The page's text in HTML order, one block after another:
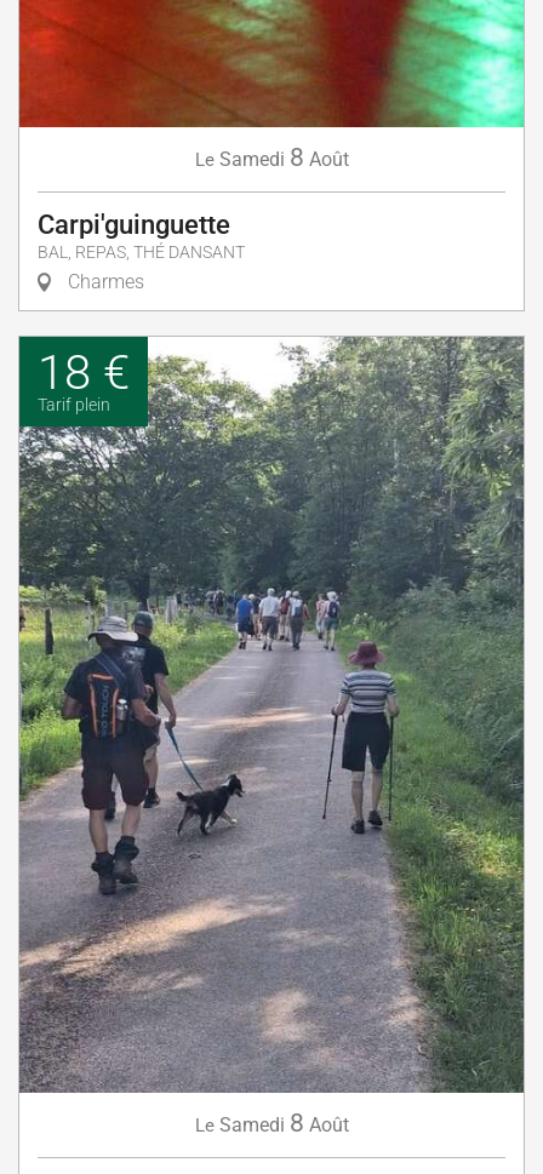
Le Samedi 8 Août
Carpi'guinguette
BAL, REPAS, THÉ DANSANT
Charmes
18 €
Tarif plein
Le Samedi 8 Août